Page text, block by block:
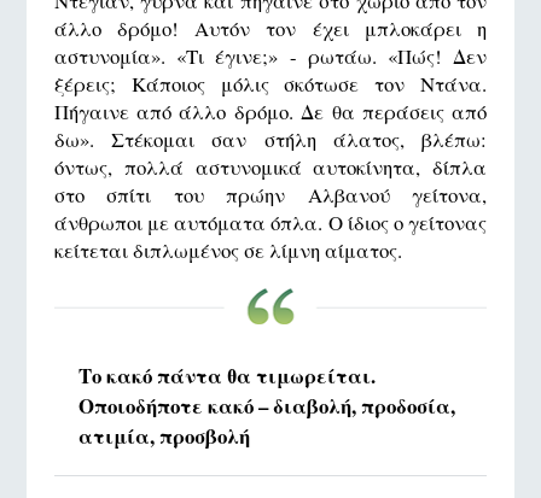
άλλο δρόμο! Αυτόν τον έχει μπλοκάρει η
αστυνομία». «Τι έγινε;» - ρωτάω. «Πώς! Δεν
ξέρεις; Κάποιος μόλις σκότωσε τον Ντάνα.
Πήγαινε από άλλο δρόμο. Δε θα περάσεις από
δω». Στέκομαι σαν στήλη άλατος, βλέπω:
όντως, πολλά αστυνομικά αυτοκίνητα, δίπλα
στο σπίτι του πρώην Αλβανού γείτονα,
άνθρωποι με αυτόματα όπλα. Ο ίδιος ο γείτονας
κείτεται διπλωμένος σε λίμνη αίματος.
Το κακό πάντα θα τιμωρείται.
Οποιοδήποτε κακό – διαβολή, προδοσία,
ατιμία, προσβολή